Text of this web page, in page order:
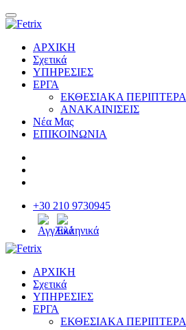
ΑΡΧΙΚΗ
Σχετικά
ΥΠΗΡΕΣΙΕΣ
ΕΡΓΑ
ΕΚΘΕΣΙΑΚΑ ΠΕΡΙΠΤΕΡΑ
ΑΝΑΚΑΙΝΙΣΕΙΣ
Νέα Μας
ΕΠΙΚΟΙΝΩΝΙΑ
+30 210 9730945
ΑΡΧΙΚΗ
Σχετικά
ΥΠΗΡΕΣΙΕΣ
ΕΡΓΑ
ΕΚΘΕΣΙΑΚΑ ΠΕΡΙΠΤΕΡΑ